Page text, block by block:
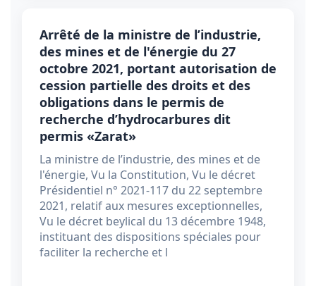
Arrêté de la ministre de l’industrie,
des mines et de l'énergie du 27
octobre 2021, portant autorisation de
cession partielle des droits et des
obligations dans le permis de
recherche d’hydrocarbures dit
permis «Zarat»
La ministre de l’industrie, des mines et de
l'énergie, Vu la Constitution, Vu le décret
Présidentiel n° 2021-117 du 22 septembre
2021, relatif aux mesures exceptionnelles,
Vu le décret beylical du 13 décembre 1948,
instituant des dispositions spéciales pour
faciliter la recherche et l